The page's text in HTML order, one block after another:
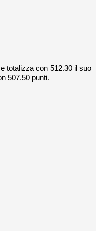
totalizza con 512.30 il suo
507.50 punti.